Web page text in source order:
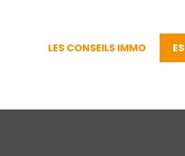
LES CONSEILS IMMO